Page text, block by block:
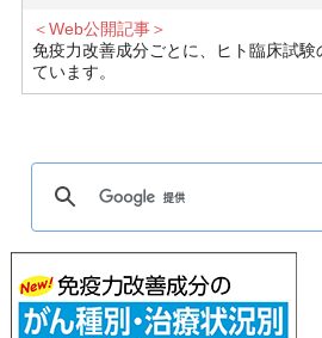
＜Web公開記事＞
免疫力改善成分ごとに、ヒト臨床試験
ています。